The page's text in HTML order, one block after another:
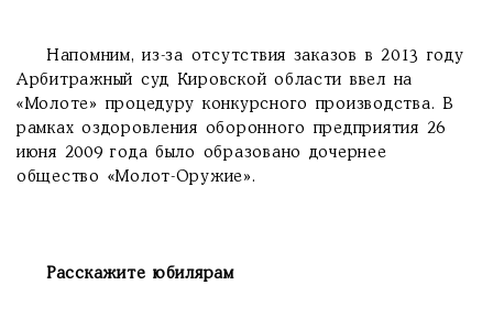
Напомним, из-за отсутствия заказов в 2013 году
Арбитражный суд Кировской области ввел на
«Молоте» процедуру конкурсного производства. В
рамках оздоровления оборонного предприятия 26
июня 2009 года было образовано дочернее
общество «Молот-Оружие».
Расскажите юбилярам